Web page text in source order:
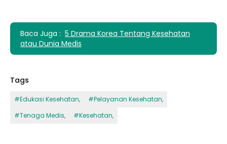
Baca Juga : 5 Drama Korea Tentang Kesehatan
atau Dunia Medis
Tags
#Edukasi Kesehatan, #Pelayanan Kesehatan,
#Tenaga Medis, #Kesehatan,